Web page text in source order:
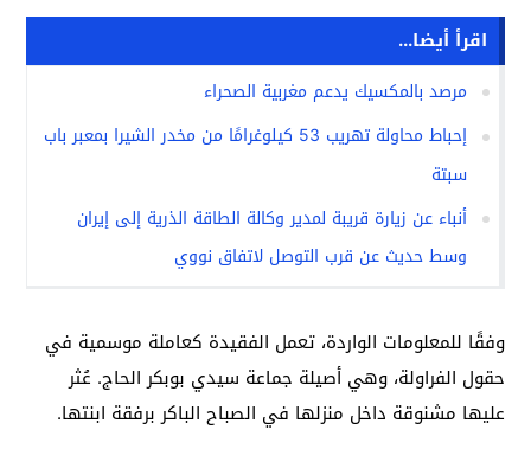
اقرأ أيضا...
مرصد بالمكسيك يدعم مغربية الصحراء
إحباط محاولة تهريب 53 كيلوغرامًا من مخدر الشيرا بمعبر باب
سبتة
أنباء عن زيارة قريبة لمدير وكالة الطاقة الذرية إلى إيران
وسط حديث عن قرب التوصل لاتفاق نووي
وفقًا للمعلومات الواردة، تعمل الفقيدة كعاملة موسمية في
حقول الفراولة، وهي أصيلة جماعة سيدي بوبكر الحاج. عُثر
عليها مشنوقة داخل منزلها في الصباح الباكر برفقة ابنتها.